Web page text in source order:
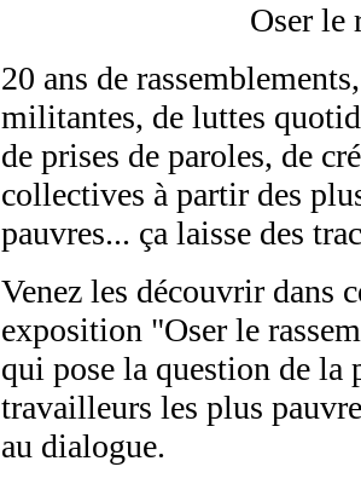
Oser le
20 ans de
militantes, de luttes
de prises de paroles, de
collectives à partir des
pauvres... ça laisse des
Venez les découvrir dans
exposition "Oser le
qui pose la question de la
travailleurs les plus
au dialogue.